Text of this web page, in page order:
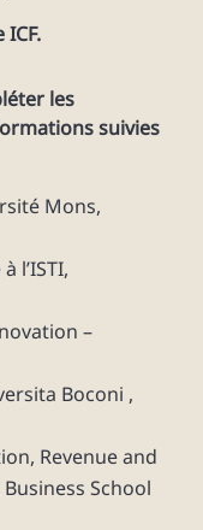
les
suivies
Mons,
l’ISTI,
–
Boconi ,
Revenue and
School